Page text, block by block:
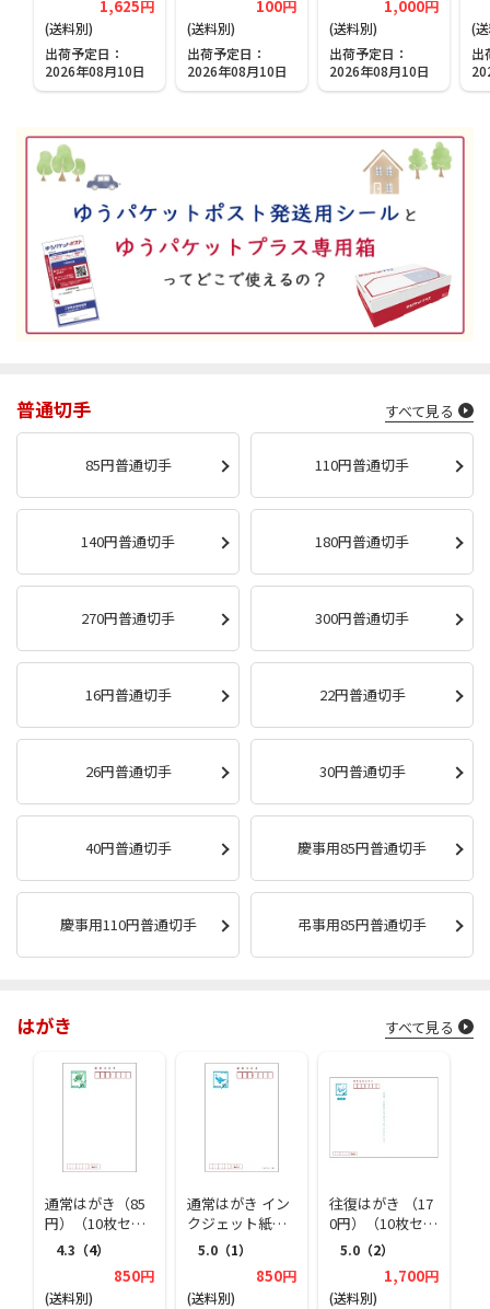
1,625円
(送料別)
出荷予定日
2026年08月10日
100円
(送料別)
出荷予定日
2026年08月10日
1,000円
(送料別)
出荷予定日
2026年08月10日
(
出
普通切手 すべて見る
85円普通切手 110円普通切手
140円普通切手 180円普通切手
270円普通切手 300円普通切手
16円普通切手 22円普通切手
26円普通切手 30円普通切手
40円普通切手 慶事用85円普通切手
慶事用110円普通切手 弔事用85円普通切手
はがき すべて見る
通常はがき（85
円）（10枚セッ
ト）
4.3 （4）
850円
(送料別)
通常はがき イン
クジェット紙（8
5円）（10枚セッ
ト）
5.0 （1）
850円
(送料別)
往復はがき （17
0円）（10枚セッ
ト）
5.0 （2）
1,700円
(送料別)